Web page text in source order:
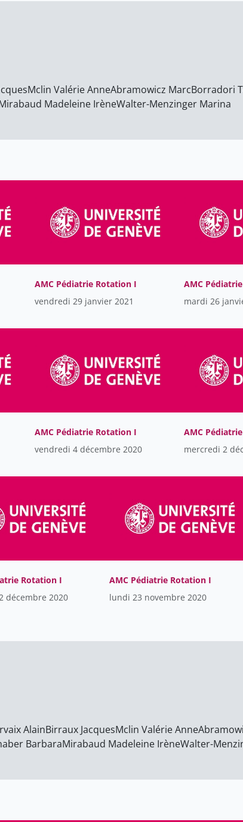
Mclin Valérie AnneAbramowicz MarcBorradori
Madeleine IrèneWalter-Menzinger Marina
AMC Pédiatrie Rotation I
vendredi 29 janvier 2021
AMC
mardi 26
AMC Pédiatrie Rotation I
vendredi 4 décembre 2020
AMC
mercredi 2
Rotation I
décembre 2020
AMC Pédiatrie Rotation I
lundi 23 novembre 2020
AlainBirraux JacquesMclin Valérie Anne
BarbaraMirabaud Madeleine IrèneWalter-